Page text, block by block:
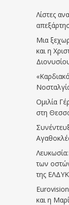
Λίστες
Μια
και η
Ομιλία
στη
των
της ΕΛΔΥΚ
και η